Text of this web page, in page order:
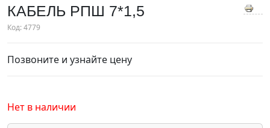
КАБЕЛЬ РПШ 7*1,5
Код:4779
Позвоните и узнайте цену
Нет в наличии